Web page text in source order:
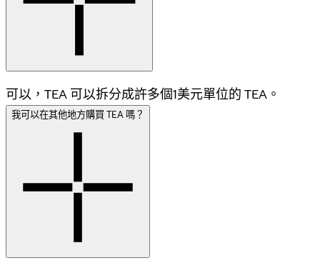
可以，TEA 可以拆分成許多個1美元單位的 TEA。
我可以在其他地方購買 TEA 嗎？